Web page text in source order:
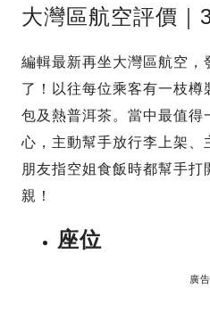
大灣區航空評價｜
編輯最新再坐大灣區航空
了！以往每位乘客有一枝
包及熱普洱茶。當中最值得
心，主動幫手放行李上架、
朋友指空姐食飯時都幫手打
親！
座位
廣告